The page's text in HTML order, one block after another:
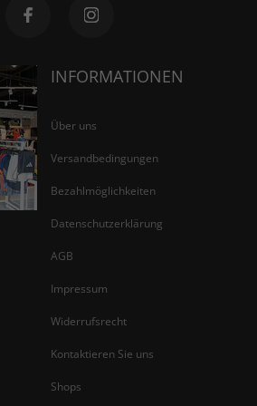
INFORMATIONEN
Über uns
Versandbedingungen
Bezahlmöglichkeiten
Datenschutzerklärung
AGB
Impressum
Widerrufsrecht
Kontaktieren Sie uns
Shops